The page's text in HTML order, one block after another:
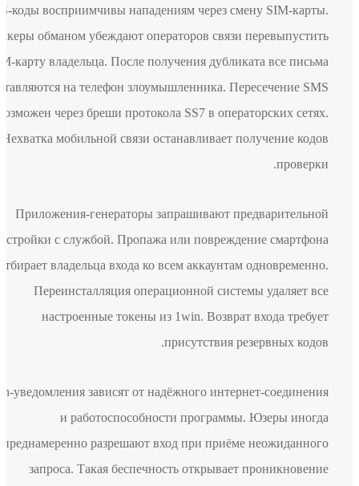
SMS-коды восприимчивы нападениям через смену SIM-карты.
Хакеры обманом убеждают операторов связи перевыпустить
SIM-карту владельца. После получения дубликата все письма
доставляются на телефон злоумышленника. Пересечение SMS
возможен через бреши протокола SS7 в операторских сетях.
Нехватка мобильной связи останавливает получение кодов
проверки.
Приложения-генераторы запрашивают предварительной
настройки с службой. Пропажа или повреждение смартфона
отбирает владельца входа ко всем аккаунтам одновременно.
Переинсталляция операционной системы удаляет все
настроенные токены из 1win. Возврат входа требует
присутствия резервных кодов.
Push-уведомления зависят от надёжного интернет-соединения
и работоспособности программы. Юзеры иногда
непреднамеренно разрешают вход при приёме неожиданного
запроса. Такая беспечность открывает проникновение